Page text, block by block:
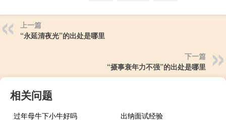
上一篇
“永延清夜光”的出处是哪里
下一篇
“摄事衰年力不强”的出处是哪里
相关问题
过年母牛下小牛好吗
出纳面试经验